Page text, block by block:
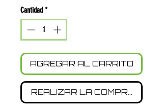
Cantidad *
AGREGAR AL CARRITO
REALIZAR LA COMPRA